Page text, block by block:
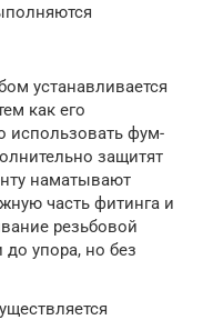
устанавливается
как его
использовать фум-
защитят
наматывают
часть фитинга и
резьбовой
до упора, но без